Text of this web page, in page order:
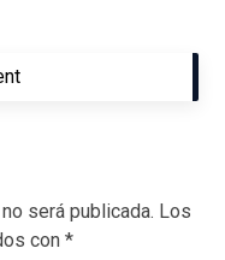
será publicada. Los
con*